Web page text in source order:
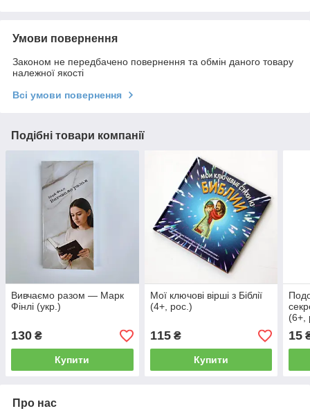
Умови повернення
Законом не передбачено повернення та обмін даного товару
належної якості
Всі умови повернення
Подібні товари компанії
Вивчаємо разом — Марк
Фінлі (укр.)
130 ₴
Купити
Мої ключові вірші з Біблії
(4+, рос.)
115₴
Купити
(6+,
15
Про нас